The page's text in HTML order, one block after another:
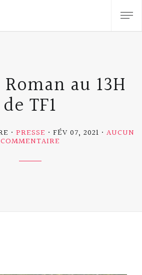
au 13H
de TF1
PRESSE FÉV 07, 2021 AUCUN
COMMENTAIRE